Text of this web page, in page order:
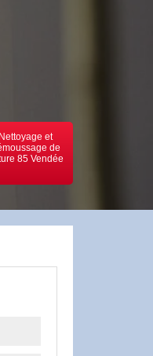
Nettoyage et
de
85 Vendée